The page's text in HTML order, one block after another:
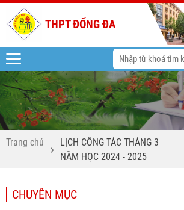
THPT ĐỐNG ĐA
Trang chủ
LỊCH CÔNG TÁC THÁNG 3
NĂM HỌC 2024 - 2025
CHUYÊN MỤC